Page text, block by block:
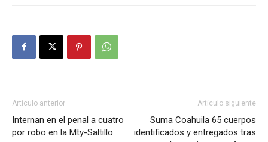
Artículo anterior
Internan en el penal a cuatro
por robo en la Mty-Saltillo
Artículo siguiente
Suma Coahuila 65 cuerpos
identificados y entregados tras